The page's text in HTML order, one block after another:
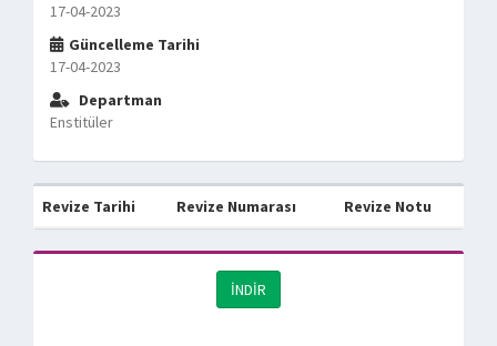
17-04-2023
Güncelleme Tarihi
17-04-2023
Departman
Enstitüler
Revize Tarihi Revize Numarası Revize Notu
İNDİR